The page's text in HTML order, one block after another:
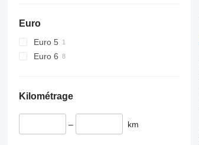
Euro
Euro 5
Euro 6
Kilométrage
– km